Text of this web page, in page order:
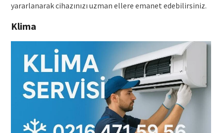
yararlanarak cihazınızı uzman ellere emanet edebilirsiniz.
Klima